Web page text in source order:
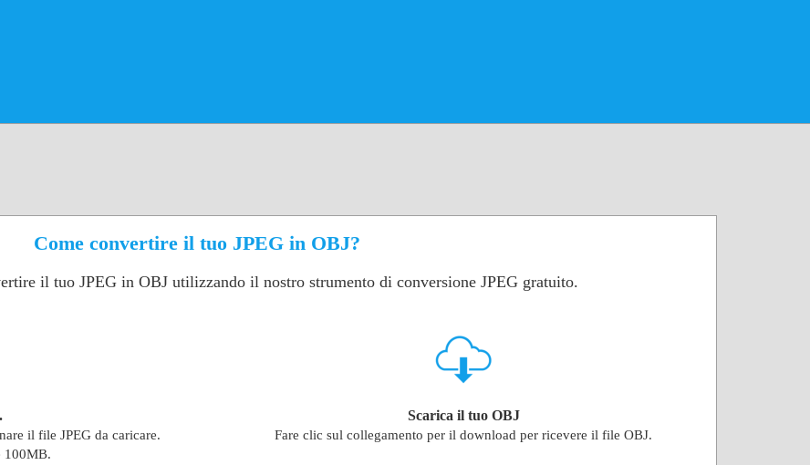
Come convertire il tuo JPEG in OBJ?
il tuo JPEG in OBJ utilizzando il nostro strumento di conversione JPEG gratuito.
il file JPEG da caricare.
100MB.
Scarica il tuo OBJ
Fare clic sul collegamento per il download per ricevere il file OBJ.